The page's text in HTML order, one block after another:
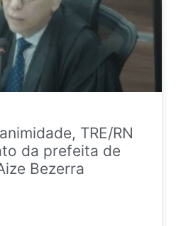
TRE/RN
da prefeita de
Bezerra